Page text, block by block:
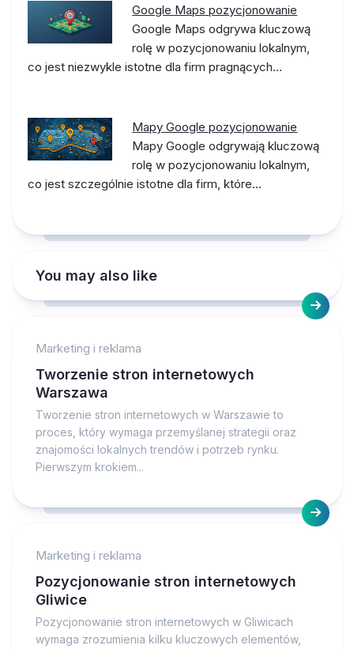
Google Maps pozycjonowanie
Google Maps odgrywa kluczową
rolę w pozycjonowaniu lokalnym,
co jest niezwykle istotne dla firm pragnących…
Mapy Google pozycjonowanie
Mapy Google odgrywają kluczową
rolę w pozycjonowaniu lokalnym,
co jest szczególnie istotne dla firm, które…
You may also like
Marketing i reklama
Tworzenie stron internetowych
Warszawa
Tworzenie stron internetowych w Warszawie to
proces, który wymaga przemyślanej strategii oraz
znajomości lokalnych trendów i potrzeb rynku.
Pierwszym krokiem...
Marketing i reklama
Pozycjonowanie stron internetowych
Gliwice
Pozycjonowanie stron internetowych w Gliwicach
wymaga zrozumienia kilku kluczowych elementów,